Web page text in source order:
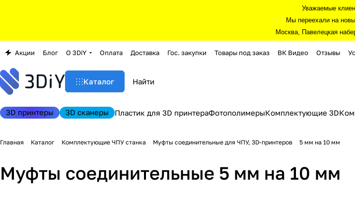
Уважаемые
Мы переехали на
Москва, Павелецкая
Акции Блог О 3DiY Оплата Доставка Гос. закупки Товары под заказ ВК Видео Отзывы
Каталог
3D принтеры 3D сканеры Пластик для 3D принтераФотополимерыКомплектующие 3D
Главная Каталог Комплектующие ЧПУ станка Муфты соединительные для ЧПУ, 3D-принтеров 5 мм на 10 мм
Муфты соединительные 5 мм на 10 мм